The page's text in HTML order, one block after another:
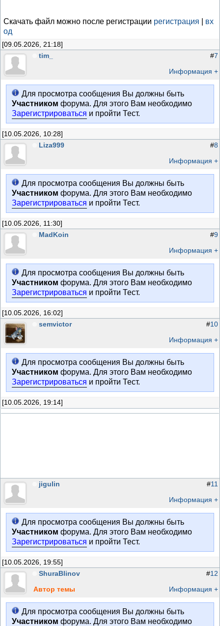
Скачать файл можно после регистрации регистрация
вх
од
[09.05.2026, 21:18]
tim_
#7
Информация +
Для просмотра сообщения Вы должны быть
Участником форума. Для этого Вам необходимо
Зарегистрироваться и пройти Тест.
[10.05.2026, 10:28]
Liza999
#8
Информация +
Для просмотра сообщения Вы должны быть
Участником форума. Для этого Вам необходимо
Зарегистрироваться и пройти Тест.
[10.05.2026, 11:30]
MadKoin
#9
Информация +
Для просмотра сообщения Вы должны быть
Участником форума. Для этого Вам необходимо
Зарегистрироваться и пройти Тест.
[10.05.2026, 16:02]
semvictor
#10
Информация +
Для просмотра сообщения Вы должны быть
Участником форума. Для этого Вам необходимо
Зарегистрироваться и пройти Тест.
[10.05.2026, 19:14]
jigulin #11
Информация +
Для просмотра сообщения Вы должны быть
Участником форума. Для этого Вам необходимо
Зарегистрироваться и пройти Тест.
[10.05.2026, 19:55]
ShuraBlinov
Автор темы
#12
Информация +
Для просмотра сообщения Вы должны быть
Участником форума. Для этого Вам необходимо